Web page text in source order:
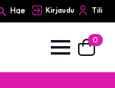
Hae Kirjaudu Tili
0